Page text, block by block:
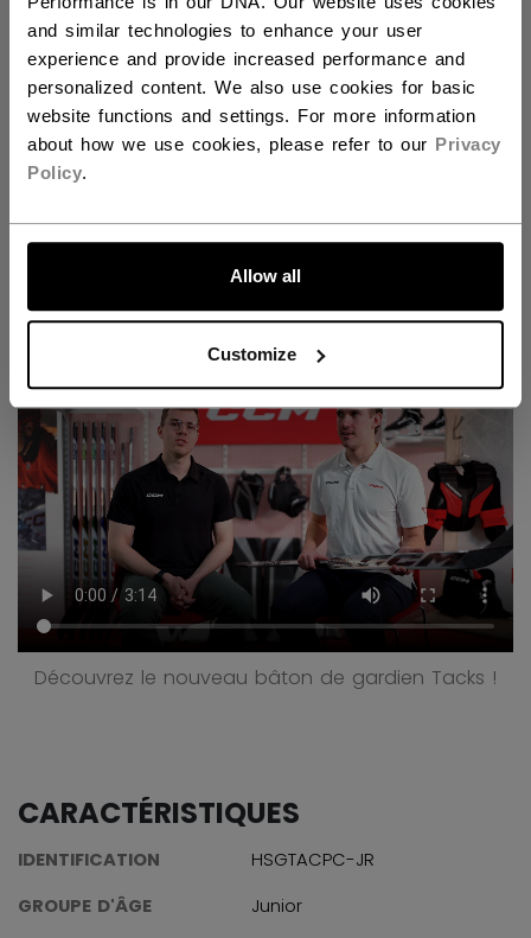
and similar technologies to enhance your user
experience and provide increased performance and
personalized content. We also use cookies for basic
website functions and settings. For more information
about how we use cookies, please refer to our Privacy
Policy.
Allow all
Customize
ALLONS-Y !
Découvrez le nouveau bâton Tacks pour gardiens
de but !
Découvrez le nouveau bâton de gardien Tacks !
CARACTÉRISTIQUES
IDENTIFICATION
HSGTACPC-JR
GROUPE D'ÂGE
Junior